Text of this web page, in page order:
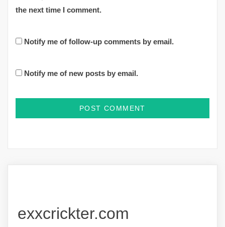
the next time I comment.
Notify me of follow-up comments by email.
Notify me of new posts by email.
exxcrickter.com